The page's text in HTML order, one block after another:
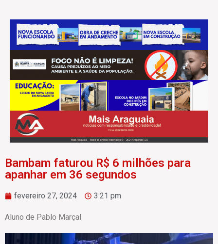
Bambam faturou R$ 6 milhões para
apanhar em 36 segundos
fevereiro 27, 2024 3:21 pm
Aluno de Pablo Marçal